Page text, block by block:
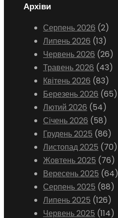
Архіви
Серпень 2026 (2)
Липень 2026 (13)
Червень 2026 (26)
Травень 2026 (43)
Квітень 2026 (83)
Березень 2026 (65)
Лютий 2026 (54)
Січень 2026 (58)
Грудень 2025 (86)
Листопад 2025 (70)
Жовтень 2025 (76)
Вересень 2025 (64)
Серпень 2025 (88)
Липень 2025 (126)
Червень 2025 (114)